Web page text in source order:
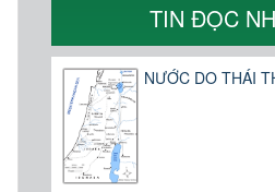
TIN ĐỌC
NƯỚC DO THÁI